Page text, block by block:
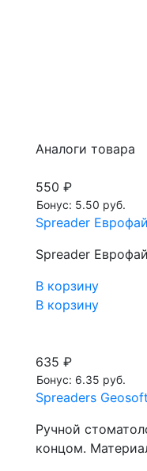
Аналоги товара
550 ₽
Бонус: 5.50 руб.
Spreader
Spreader
В корзину
В корзину
635 ₽
Бонус: 6.35 руб.
Spreaders
Ручной
концом.